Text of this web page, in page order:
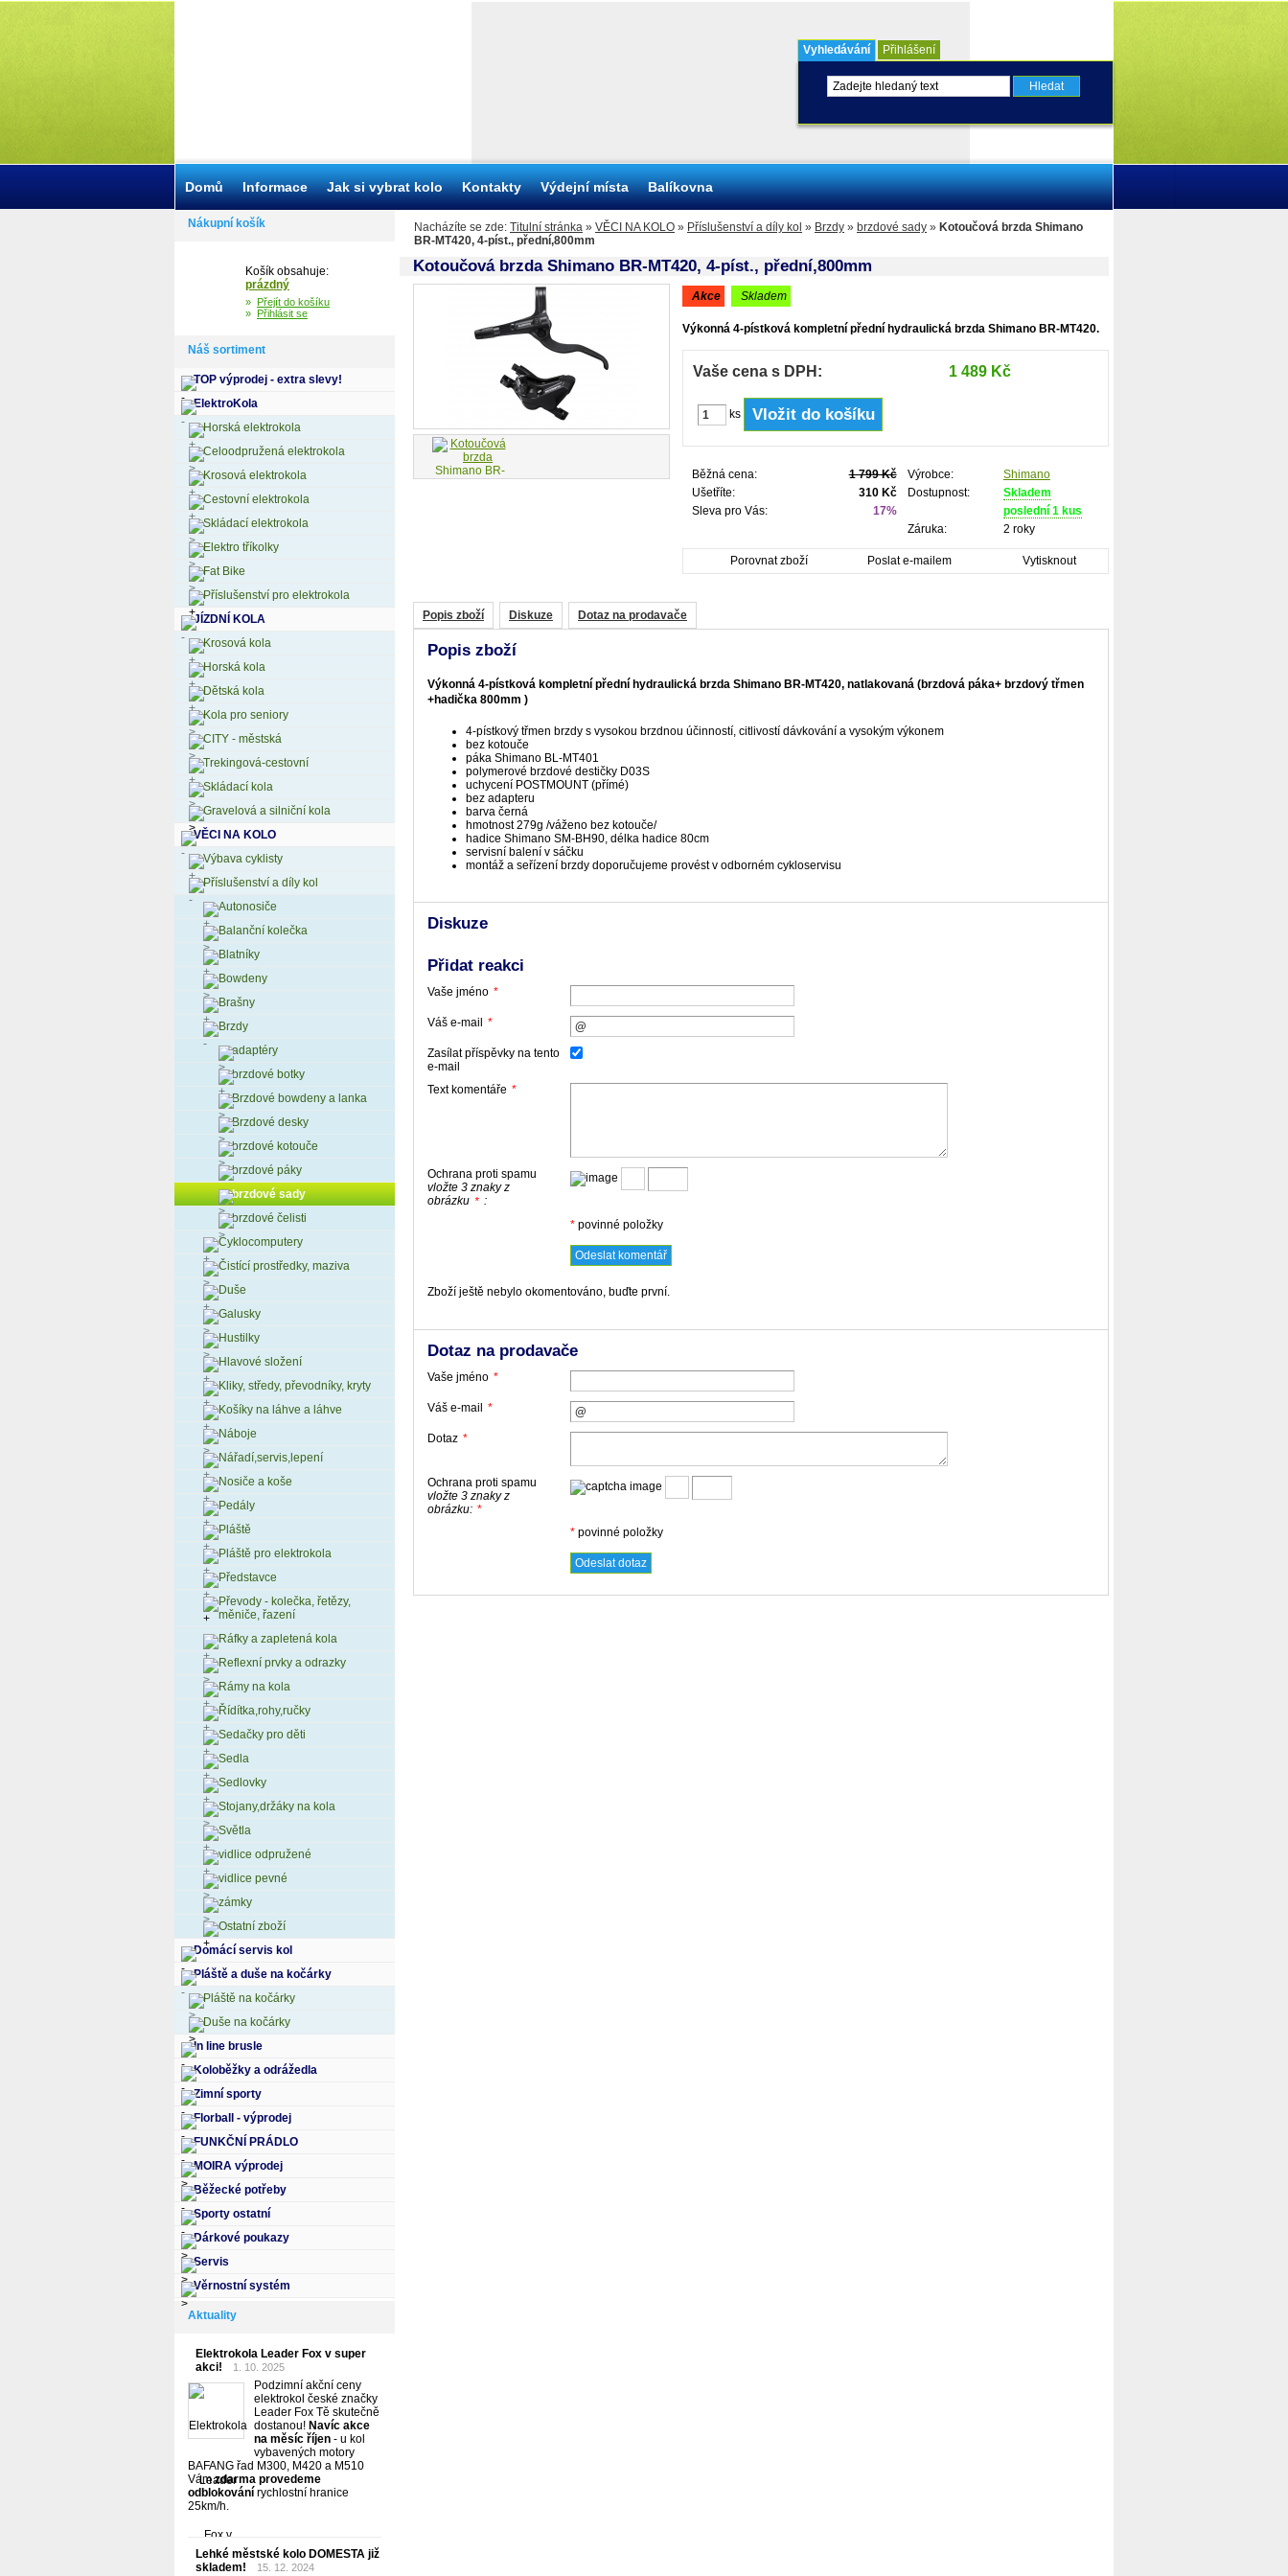
Nacházíte se zde: Titulní stránka » VĚCI NA KOLO » Příslušenství a díly kol » Brzdy » brzdové sady » Kotoučová brzda Shimano
BR-MT420, 4-píst., přední,800mm
Kotoučová brzda Shimano BR-MT420, 4-píst., přední,800mm
akce skladem
Výkonná 4-pístková kompletní přední hydraulická brzda Shimano BR-MT420.
Vaše cena s DPH: 1 489 Kč
ks
Běžná cena:
1 799 Kč
Ušetříte:
310 Kč
Sleva pro Vás:
17%
Výrobce:
Shimano
Dostupnost:
Skladem
poslední 1 kus
Záruka:
2 roky
Porovnat zboží Poslat e-mailem Vytisknout
Popis zboží Diskuze Dotaz na prodavače
Popis zboží
Výkonná 4-pístková kompletní přední hydraulická brzda Shimano BR-MT420, natlakovaná (brzdová páka+ brzdový třmen
+hadička 800mm )
4-pístkový třmen brzdy s vysokou brzdnou účinností, citlivostí dávkování a vysokým výkonem
bez kotouče
páka Shimano BL-MT401
polymerové brzdové destičky D03S
uchycení POSTMOUNT (přímé)
bez adapteru
barva černá
hmotnost 279g /váženo bez kotouče/
hadice Shimano SM-BH90, délka hadice 80cm
servisní balení v sáčku
montáž a seřízení brzdy doporučujeme provést v odborném cykloservisu
Diskuze
Přidat reakci
Vaše jméno *
Váš e-mail *
Zasílat příspěvky na tento
e-mail
Text komentáře *
Ochrana proti spamu
vložte 3 znaky z
obrázku * :
* povinné položky
Zboží ještě nebylo okomentováno, buďte první.
Dotaz na prodavače
Vaše jméno *
Váš e-mail *
Dotaz *
Ochrana proti spamu
vložte 3 znaky z
obrázku: *
* povinné položky
Nákupní košík
Košík obsahuje:
prázdný
» Přejít do košíku
» Přihlásit se
Náš sortiment
TOP výprodej - extra slevy!
ElektroKola
Horská elektrokola
Celoodpružená elektrokola
Krosová elektrokola
Cestovní elektrokola
Skládací elektrokola
Elektro tříkolky
Fat Bike
Příslušenství pro elektrokola
JÍZDNÍ KOLA
Krosová kola
Horská kola
Dětská kola
Kola pro seniory
CITY - městská
Trekingová-cestovní
Skládací kola
Gravelová a silniční kola
VĚCI NA KOLO
Výbava cyklisty
Příslušenství a díly kol
Autonosiče
Balanční kolečka
Blatníky
Bowdeny
Brašny
Brzdy
adaptéry
brzdové botky
Brzdové bowdeny a lanka
Brzdové desky
brzdové kotouče
brzdové páky
brzdové sady
brzdové čelisti
Cyklocomputery
Čistící prostředky, maziva
Duše
Galusky
Hustilky
Hlavové složení
Kliky, středy, převodníky, kryty
Košíky na láhve a láhve
Náboje
Nářadí,servis,lepení
Nosiče a koše
Pedály
Pláště
Pláště pro elektrokola
Představce
Převody - kolečka, řetězy,
měniče, řazení
Ráfky a zapletená kola
Reflexní prvky a odrazky
Rámy na kola
Řídítka,rohy,ručky
Sedačky pro děti
Sedla
Sedlovky
Stojany,držáky na kola
Světla
vidlice odpružené
vidlice pevné
zámky
Ostatní zboží
Domácí servis kol
Pláště a duše na kočárky
Pláště na kočárky
Duše na kočárky
In line brusle
Koloběžky a odrážedla
Zimní sporty
Florball - výprodej
FUNKČNÍ PRÁDLO
MOIRA výprodej
Běžecké potřeby
Sporty ostatní
Dárkové poukazy
Servis
Věrnostní systém
Aktuality
Elektrokola Leader Fox v super
akci!
1. 10. 2025
Podzimní akční ceny
elektrokol české značky
Leader Fox Tě skutečně
dostanou! Navíc akce
na měsíc říjen - u kol
vybavených motory
BAFANG řad M300, M420 a M510
Vámzdarma provedeme
odblokování rychlostní hranice
25km/h.
Lehké městské kolo DOMESTA již
skladem!
15. 12. 2024
Vyhledávání Přihlášení
Domů Informace Jak si vybrat kolo Kontakty Výdejní místa Balíkovna